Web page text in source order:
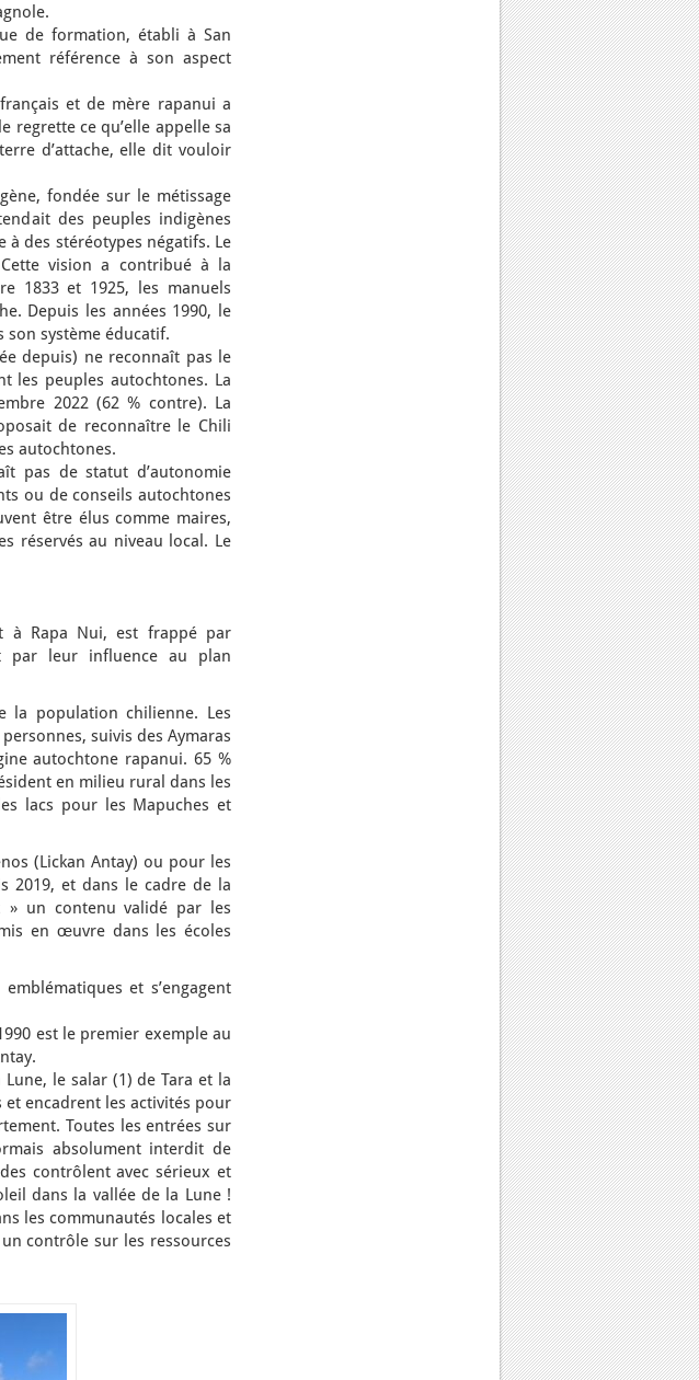
de formation, établi à San
référence à son aspect
et de mère rapanui a
regrette ce qu’elle appelle sa
d’attache, elle dit vouloir
fondée sur le métissage
des peuples indigènes
à des stéréotypes négatifs. Le
vision a contribué à la
1833 et 1925, les manuels
Depuis les années 1990, le
système éducatif.
depuis) ne reconnaît pas le
les peuples autochtones. La
2022 (62 % contre). La
de reconnaître le Chili
autochtones.
pas de statut d’autonomie
ou de conseils autochtones
être élus comme maires,
réservés au niveau local. Le
à Rapa Nui, est frappé par
par leur influence au plan
la population chilienne. Les
suivis des Aymaras
autochtone rapanui. 65 %
en milieu rural dans les
lacs pour les Mapuches et
(Lickan Antay) ou pour les
2019, et dans le cadre de la
» un contenu validé par les
en œuvre dans les écoles
et s’engagent
est le premier exemple au
le salar (1) de Tara et la
et encadrent les activités pour
Toutes les entrées sur
absolument interdit de
contrôlent avec sérieux et
dans la vallée de la Lune !
les communautés locales et
contrôle sur les ressources